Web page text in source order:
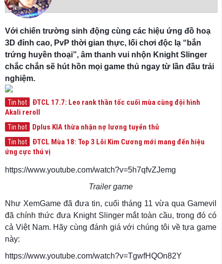
Với chiến trường sinh động cùng các hiệu ứng đồ hoạ
3D đỉnh cao, PvP thời gian thực, lối chơi độc lạ “bắn
trứng huyền thoại”, âm thanh vui nhộn Knight Slinger
chắc chắn sẽ hút hồn mọi game thủ ngay từ lần đầu trải
nghiệm.
Tin hot
ĐTCL 17.7: Leo rank thần tốc cuối mùa cùng đội hình
Akali reroll
Tin hot Dplus KIA thừa nhận nợ lương tuyển thủ
Tin hot
ĐTCL Mùa 18: Top 3 Lõi Kim Cương mới mang đến hiệu
ứng cực thú vị
https://www.youtube.com/watch?v=5h7qfvZJemg
Trailer game
Như XemGame đã đưa tin, cuối tháng 11 vừa qua Gamevil
đã chính thức đưa Knight Slinger mắt toàn cầu, trong đó có
cả Việt Nam. Hãy cùng đánh giá với chúng tôi về tựa game
này:
https://www.youtube.com/watch?v=TgwfHQOn82Y